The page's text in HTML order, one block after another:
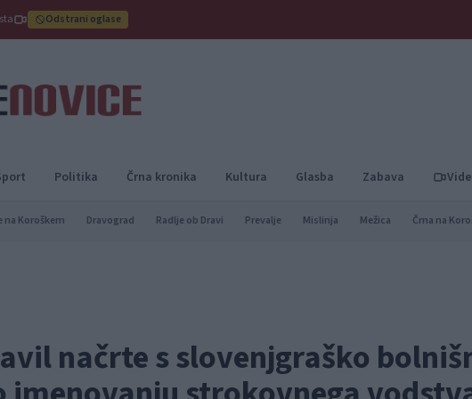
Odstrani oglase
Politika Črna kronika Kultura Glasba Zabava
na Koroškem Dravograd Radlje ob Dravi Prevalje Mislinja Mežica Črna na
načrte s slovenjgraško